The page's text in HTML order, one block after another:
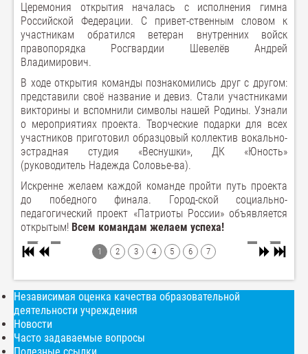
Церемония открытия началась с исполнения гимна
Российской Федерации. С привет-ственным словом к
участникам обратился ветеран внутренних войск
правопорядка Росгвардии Шевелёв Андрей
Владимирович.
В ходе открытия команды познакомились друг с другом:
представили своё название и девиз. Стали участниками
викторины и вспомнили символы нашей Родины. Узнали
о мероприятиях проекта. Творческие подарки для всех
участников приготовил образцовый коллектив вокально-
эстрадная студия «Веснушки», ДК «Юность»
(руководитель Надежда Соловье-ва).
Искренне желаем каждой команде пройти путь проекта
до победного финала. Город-ской социально-
педагогический проект «Патриоты России» объявляется
открытым! Всем командам желаем успеха!
1 2 3 4 5 6 7
Независимая оценка качества образовательной
деятельности учреждения
Новости
Часто задаваемые вопросы